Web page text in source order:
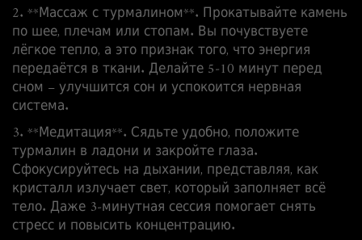
2. **Массаж с турмалином**. Прокатывайте камень
по шее, плечам или стопам. Вы почувствуете
лёгкое тепло, а это признак того, что энергия
передаётся в ткани. Делайте 5‑10 минут перед
сном – улучшится сон и успокоится нервная
система.
3. **Медитация**. Сядьте удобно, положите
турмалин в ладони и закройте глаза.
Сфокусируйтесь на дыхании, представляя, как
кристалл излучает свет, который заполняет всё
тело. Даже 3‑минутная сессия помогает снять
стресс и повысить концентрацию.